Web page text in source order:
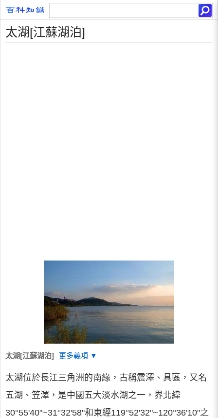
太湖[江蘇湖泊]
太湖[江蘇湖泊] 更多義項 ▼
太湖位於長江三角洲的南緣，古稱震澤、具區，又名
五湖、笠澤，是中國五大淡水湖之一，界北緯
30°55'40"~31°32'58"和東經119°52'32"~120°36'10"之